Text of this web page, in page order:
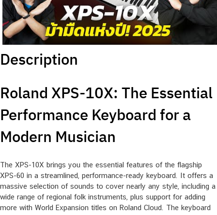
Description
Roland XPS-10X: The Essential
Performance Keyboard for a
Modern Musician
The XPS-10X brings you the essential features of the flagship
XPS-60 in a streamlined, performance-ready keyboard. It offers a
massive selection of sounds to cover nearly any style, including a
wide range of regional folk instruments, plus support for adding
more with World Expansion titles on Roland Cloud. The keyboard